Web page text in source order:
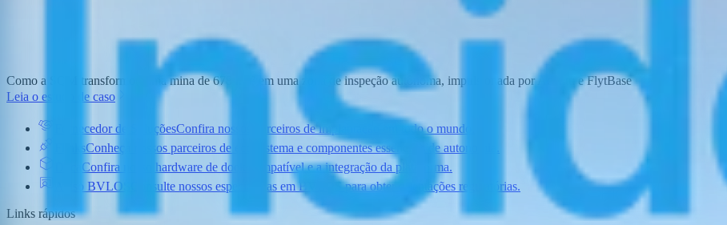
Como a SQM transformou uma mina de 678 km² em uma zona de inspeção autônoma, impulsionada por Adentu e FlytBase
Leia o estudo de caso
Fornecedor de SoluçõesConfira nossos parceiros de implantação em todo o mundo.
FlinksConheça nossos parceiros de ecossistema e componentes essenciais de autonomia.
Confira nosso hardware de dock compatível e a integração da plataforma.
Aviso BVLOS
Consulte nossos especialistas em BVLOS para obter orientações regulatórias.
Links rápidos